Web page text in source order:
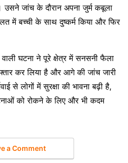
उसने जांच के दौरान अपना जुर्म कबूला
में बच्ची के साथ दुष्कर्म किया और फिर
घटना ने पूरे क्षेत्र में सनसनी फैला
कर लिया है और आगे की जांच जारी
से लोगों में सुरक्षा की भावना बढ़ी है,
को रोकने के लिए और भी कदम
a Comment